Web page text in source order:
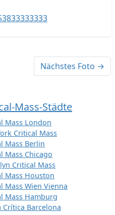
Nächstes Foto →
Mass-Städte
Mass London
Critical Mass
Mass Berlin
Mass Chicago
Critical Mass
Mass Houston
Mass Wien Vienna
Mass Hamburg
Crítica Barcelona